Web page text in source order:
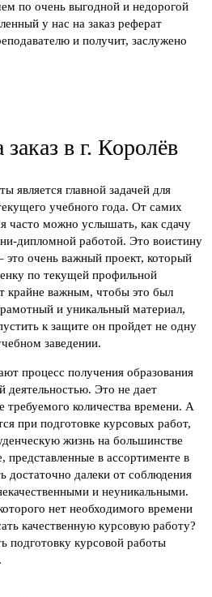
по очень выгодной и недорогой
у нас на заказ реферат
и получит, заслужено
в г. Королёв
является главной задачей для
учебного года. От самих
часто можно услышать, как сдачу
дипломной работой. Это воистину
это очень важный проект, который
по текущей профильной
крайне важным, чтобы это был
и уникальный материал,
к защите он пройдет не одну
заведении.
процесс получения образования
деятельностью. Это не дает
требуемого количества времени. А
при подготовке курсовых работ,
жизнь на большинстве
представленные в ассортименте в
достаточно далеки от соблюдения
и неуникальными.
нет необходимого времени
качественную курсовую работу?
подготовку курсовой работы